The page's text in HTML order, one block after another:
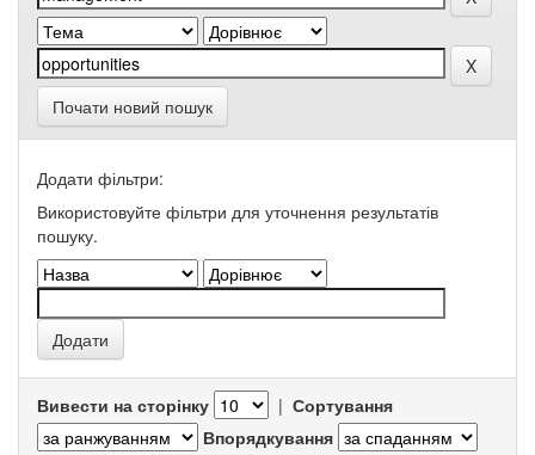
Почати новий пошук
Додати фільтри:
Використовуйте фільтри для уточнення результатів
пошуку.
Вивести на сторінку | Сортування
Впорядкування